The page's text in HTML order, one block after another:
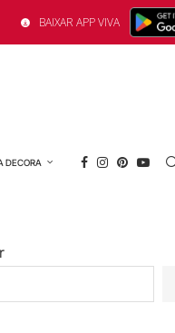
BAIXAR APP VIVA
DECORA